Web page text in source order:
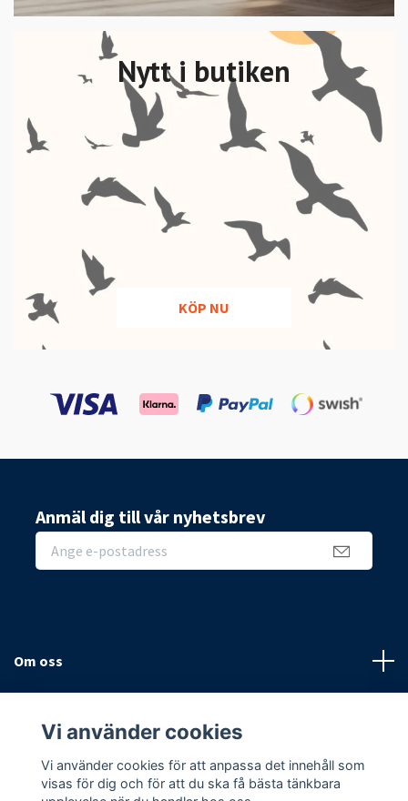
Nytt i butiken
KÖP NU
Anmäl dig till vår nyhetsbrev
Om oss
Sociala medier
Vi använder cookies
Vi använder cookies för att anpassa det innehåll som
visas för dig och för att du ska få bästa tänkbara